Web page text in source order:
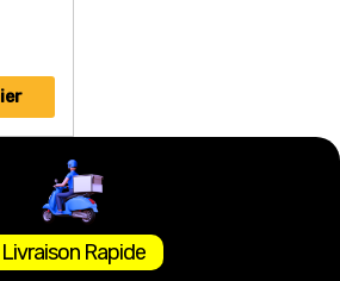
Livraison Rapide